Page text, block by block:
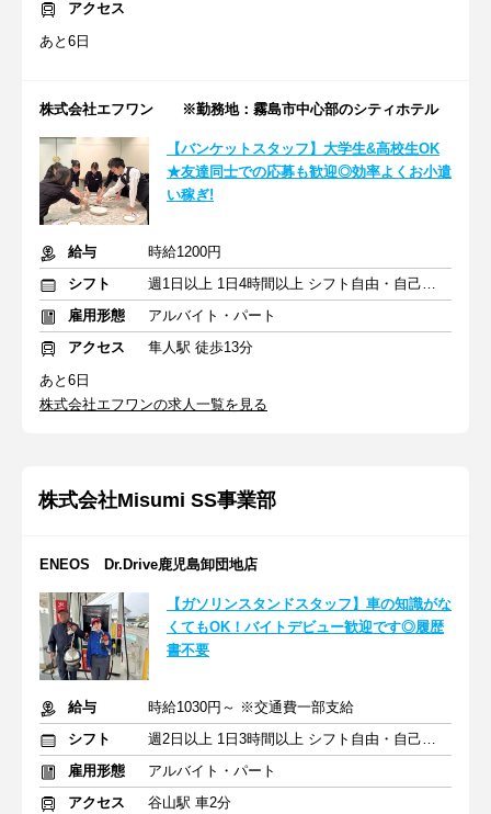
アクセス
あと6日
株式会社エフワン ※勤務地：霧島市中心部のシティホテル
【バンケットスタッフ】大学生&高校生OK
★友達同士での応募も歓迎◎効率よくお小遣
い稼ぎ!
給与
時給1200円
シフト
週1日以上 1日4時間以上 シフト自由・自己申告
雇用形態
アルバイト・パート
アクセス
隼人駅 徒歩13分
あと6日
株式会社エフワンの求人一覧を見る
株式会社Misumi SS事業部
ENEOS Dr.Drive鹿児島卸団地店
【ガソリンスタンドスタッフ】車の知識がな
くてもOK！バイトデビュー歓迎です◎履歴
書不要
給与
時給1030円～ ※交通費一部支給
シフト
週2日以上 1日3時間以上 シフト自由・自己申告
雇用形態
アルバイト・パート
アクセス
谷山駅 車2分